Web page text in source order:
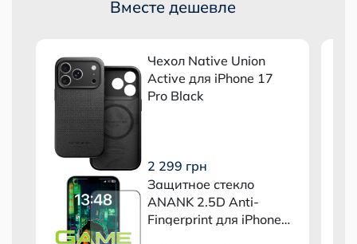
Вместе дешевле
Чехол Native Union
Active для iPhone 17
Pro Black
2 299 грн
Защитное стекло
ANANK 2.5D Anti-
Fingerprint для iPhone